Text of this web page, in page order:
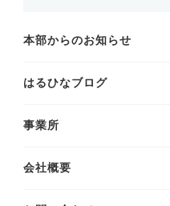
で
す
?
本部からのお知らせ
はるひなブログ
事業所
会社概要